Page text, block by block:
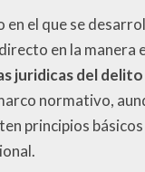
en el que se
en la manera
juridicas del
normativo,
principios